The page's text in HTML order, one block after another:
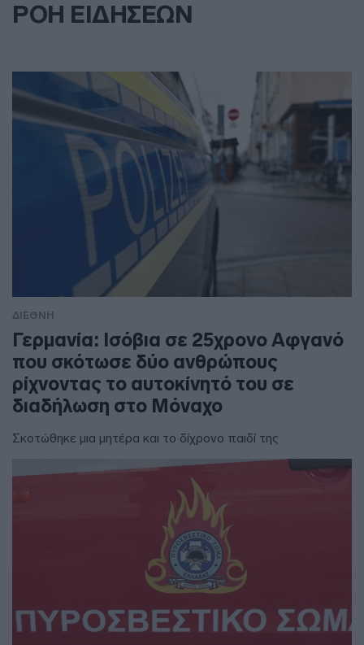
ΡΟΗ ΕΙΔΗΣΕΩΝ
ΔΙΕΘΝΗ
Γερμανία: Ισόβια σε 25χρονο Αφγανό
που σκότωσε δύο ανθρώπους
ρίχνοντας το αυτοκίνητό του σε
διαδήλωση στο Μόναχο
Σκοτώθηκε μια μητέρα και το δίχρονο παιδί της